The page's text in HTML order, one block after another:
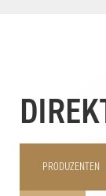
PRODUZENTEN